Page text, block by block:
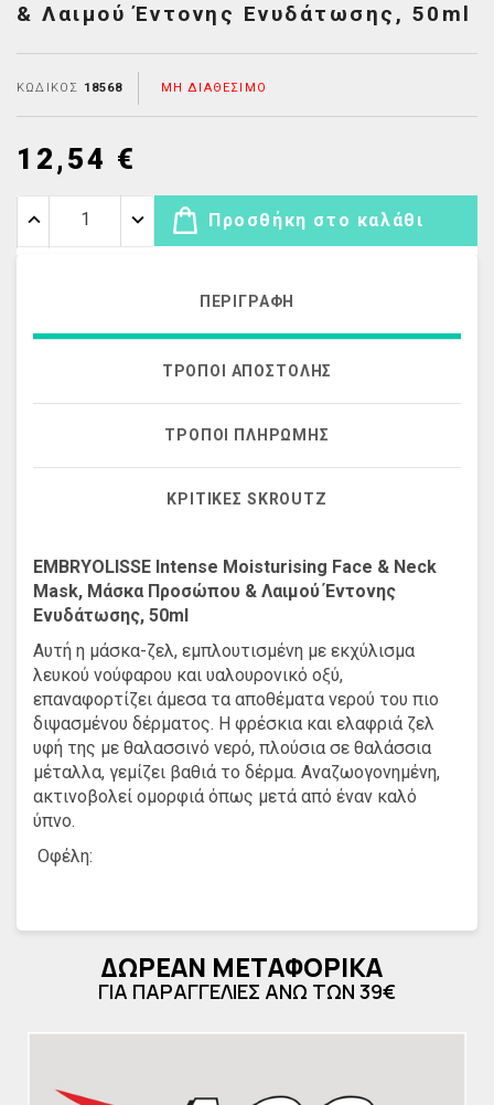
& Λαιμού Έντονης Ενυδάτωσης, 50ml
ΚΩΔΙΚΌΣ 18568 ΜΗ ΔΙΑΘΈΣΙΜΟ
12,54 €
Προσθήκη στο καλάθι
ΠΕΡΙΓΡΑΦΉ
ΤΡΌΠΟΙ ΑΠΟΣΤΟΛΉΣ
ΤΡΌΠΟΙ ΠΛΗΡΩΜΉΣ
ΚΡΙΤΙΚΈΣ SKROUTZ
EMBRYOLISSE Intense Moisturising Face & Neck
Mask, Μάσκα Προσώπου & Λαιμού Έντονης
Ενυδάτωσης, 50ml
Αυτή η μάσκα-ζελ, εμπλουτισμένη με εκχύλισμα
λευκού νούφαρου και υαλουρονικό οξύ,
επαναφορτίζει άμεσα τα αποθέματα νερού του πιο
διψασμένου δέρματος. Η φρέσκια και ελαφριά ζελ
υφή της με θαλασσινό νερό, πλούσια σε θαλάσσια
μέταλλα, γεμίζει βαθιά το δέρμα. Αναζωογονημένη,
ακτινοβολεί ομορφιά όπως μετά από έναν καλό
ύπνο.
Οφέλη:
- Φρέσκια και λαμπερή επιδερμίδα.
- Ελαφριά, εξαιρετικά διεισδυτική υδάτινη υφή ζελ.
Ένα ιδανικό προϊόν για να προσφέρει έντονη
- 97% συστατικά φυσικής προέλευσης
ΔΩΡΕΑΝ ΜΕΤΑΦΟΡΙΚΑ
ΓΙΑ ΠΑΡΑΓΓΕΛΙΕΣ ΑΝΩ ΤΩΝ 39€